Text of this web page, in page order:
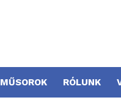
MŰSOROK RÓLUNK